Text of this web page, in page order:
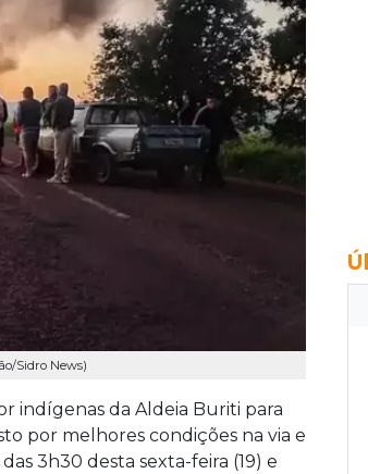
Sidro News)
indígenas da Aldeia Buriti para
por melhores condições na via e
3h30 desta sexta-feira (19) e